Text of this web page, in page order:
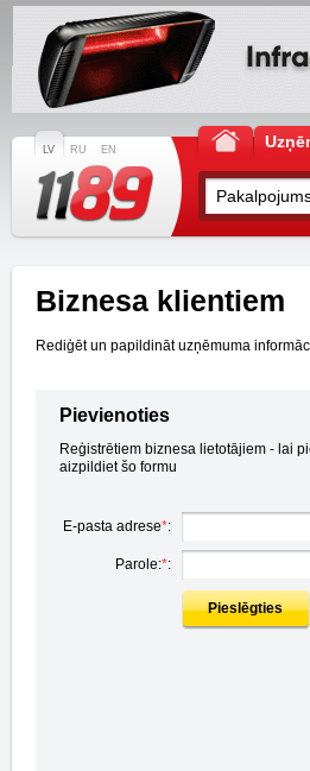
LV RU EN
Biznesa klientiem
Rediģēt un papildināt uzņēmuma
Pievienoties
Reģistrētiem biznesa lietotājiem - lai
aizpildiet šo formu
E-pasta adrese*:
Parole:*:
Pieslēgties